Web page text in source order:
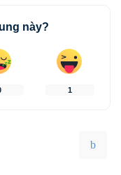
này?
1